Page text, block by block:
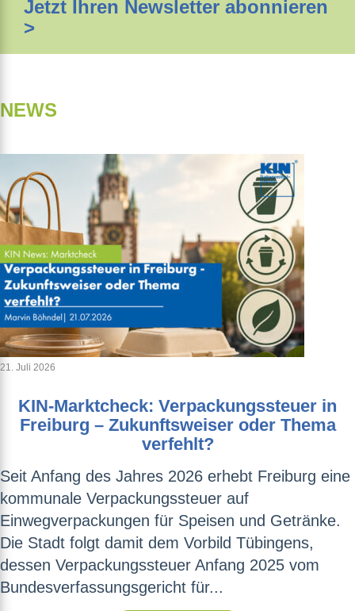
Jetzt Ihren Newsletter abonnieren
>
NEWS
21. Juli 2026
KIN-Marktcheck: Verpackungssteuer in
Freiburg – Zukunftsweiser oder Thema
verfehlt?
Seit Anfang des Jahres 2026 erhebt Freiburg eine
kommunale Verpackungssteuer auf
Einwegverpackungen für Speisen und Getränke.
Die Stadt folgt damit dem Vorbild Tübingens,
dessen Verpackungssteuer Anfang 2025 vom
Bundesverfassungsgericht für...